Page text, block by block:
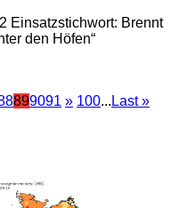
Einsatzstichwort: Brennt
den Höfen“
899091 » 100... Last »